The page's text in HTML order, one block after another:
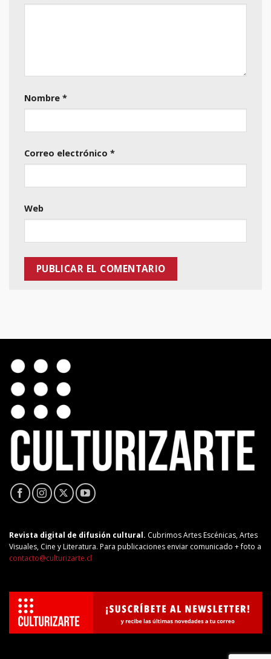
Nombre *
Correo electrónico *
Web
Revista digital de difusión cultural. Cubrimos Artes Escénicas, Artes
Visuales, Cine y Literatura. Para publicaciones enviar comunicado + foto a
contacto@culturizarte.cl